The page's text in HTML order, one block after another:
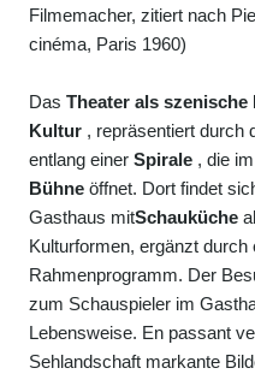
Filmemacher, zitiert nach
cinéma, Paris 1960)
Das Theater als
Kultur , repräsentiert durch
entlang einer Spirale , die
Bühne öffnet. Dort findet
Gasthaus mitSchauküche
Kulturformen, ergänzt durch
Rahmenprogramm. Der
zum Schauspieler im
Lebensweise. En passant
Sehlandschaft markante